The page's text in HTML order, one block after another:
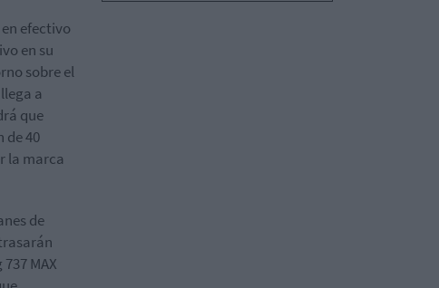
efectivo
en su
sobre el
a
que
de 40
la marca
de
MAX